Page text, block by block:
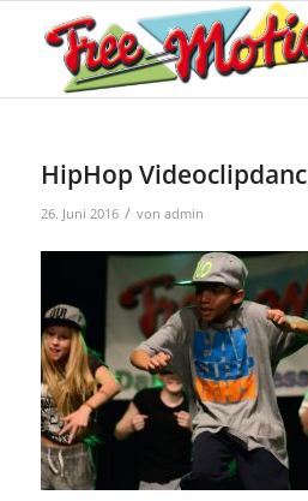
HipHop
26. Juni 2016 / von admin